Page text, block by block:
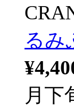
るみ
月下